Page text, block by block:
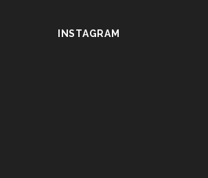
INSTAGRAM